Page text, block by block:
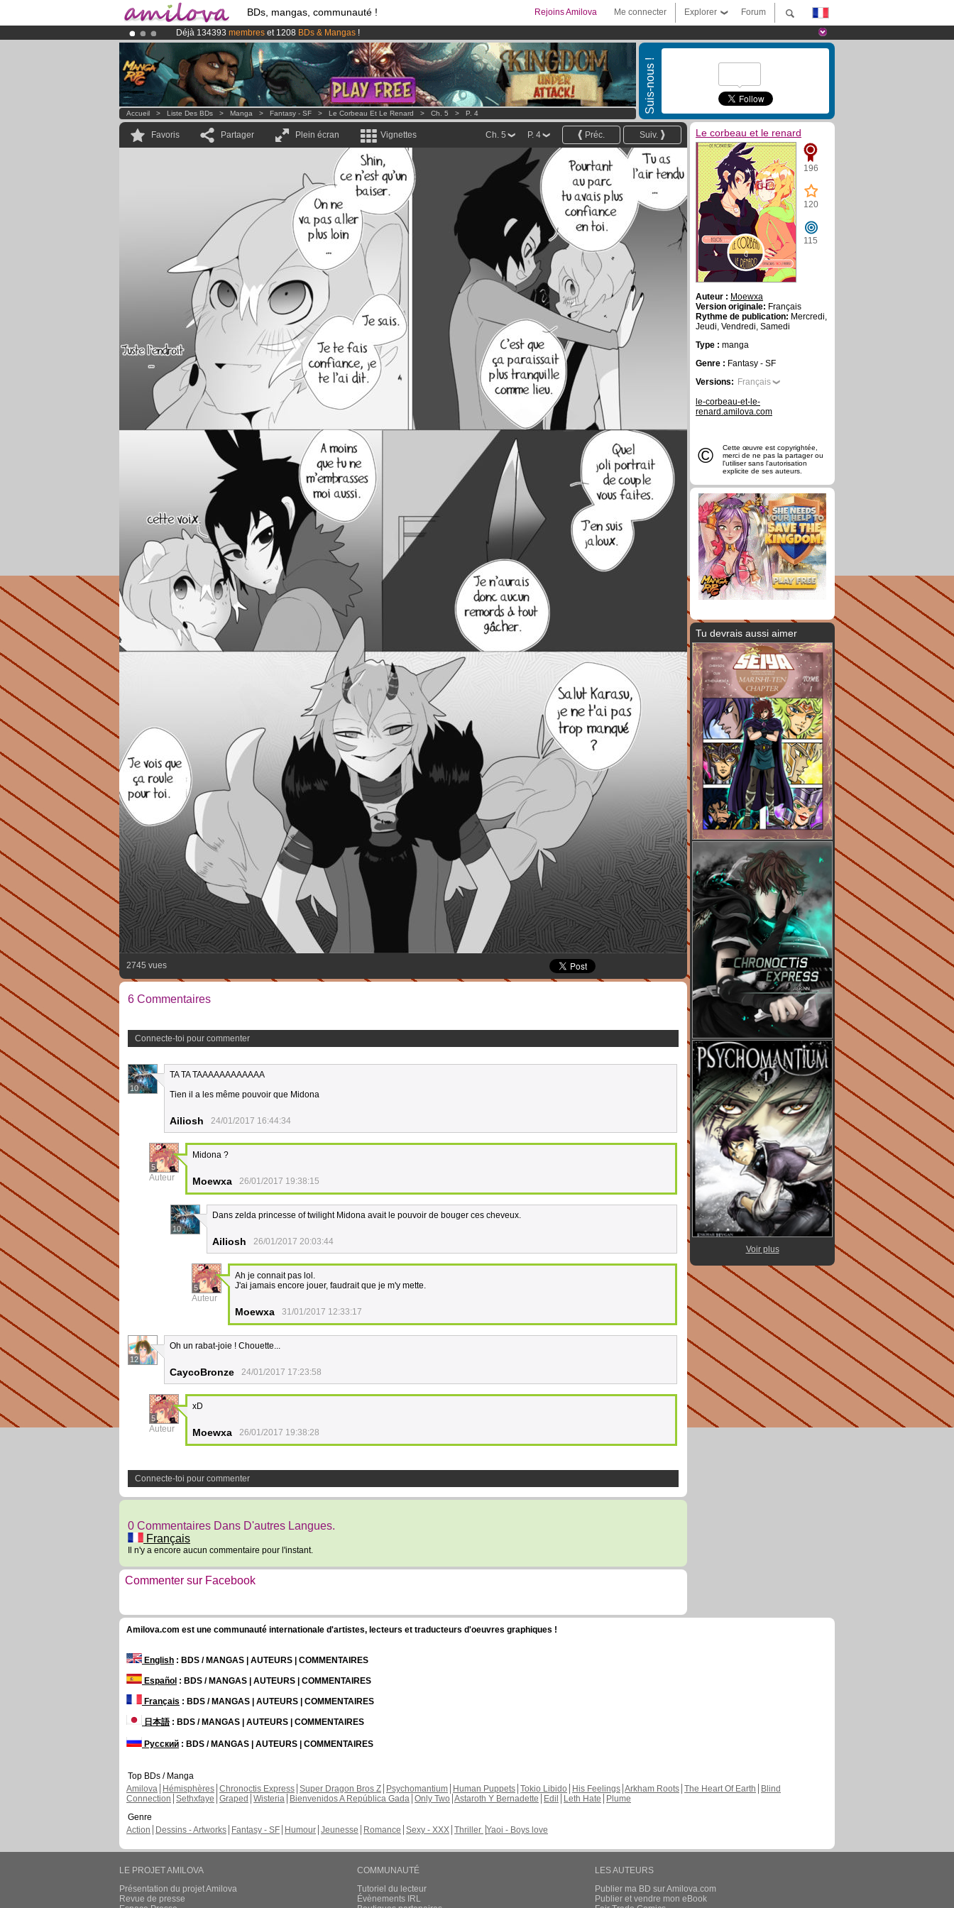
BDs, mangas, communauté ! Forum
Explorer
Me connecter
Rejoins Amilova
Déjà 134393 membres et 1208 BDs & Mangas !
Abonnement premium: à partir de3.95 eurospar mois !Clique ici pour t'abonner
LeKickstarter Amilova est désormais lancé
Suis-nous !
Accueil > Liste Des BDs > Manga > Fantasy - SF > Le Corbeau Et Le Renard > Ch. 5 > P. 4
Favoris Partager Plein écran Vignettes Suiv.
Préc.
P. 4
Ch. 5
2745 vues
6 Commentaires
Connecte-toi pour commenter
10
TA TA TAAAAAAAAAAAA
Tien il a les même pouvoir que Midona
Ailiosh 24/01/2017 16:44:34
5
Auteur
Midona ?
Moewxa 26/01/2017 19:38:15
10
Dans zelda princesse of twilight Midona avait le pouvoir de bouger ces cheveux.
Ailiosh 26/01/2017 20:03:44
5
Auteur
Ah je connait pas lol.
J'ai jamais encore jouer, faudrait que je m'y mette.
Moewxa 31/01/2017 12:33:17
12
Oh un rabat-joie ! Chouette...
CaycoBronze 24/01/2017 17:23:58
5
Auteur
xD
Moewxa 26/01/2017 19:38:28
Connecte-toi pour commenter
0 Commentaires Dans D'autres Langues.
Français
Il n'y a encore aucun commentaire pour l'instant.
Commenter sur Facebook
Le corbeau et le renard
196
120
115
Auteur : Moewxa
Version originale: Français
Rythme de publication: Mercredi,
Jeudi, Vendredi, Samedi
Type : manga
Genre : Fantasy - SF
Versions: Français
le-corbeau-et-le-
renard.amilova.com
©
Cette œuvre est copyrightée,
merci de ne pas la partager ou
l'utiliser sans l'autorisation
explicite de ses auteurs.
Tu devrais aussi aimer
Voir plus
Amilova.com est une communauté internationale d'artistes, lecteurs et traducteurs d'oeuvres graphiques !
English : BDS / MANGAS | AUTEURS | COMMENTAIRES
Español : BDS / MANGAS | AUTEURS | COMMENTAIRES
Français : BDS / MANGAS | AUTEURS | COMMENTAIRES
日本語: BDS / MANGAS | AUTEURS | COMMENTAIRES
Русский : BDS / MANGAS | AUTEURS | COMMENTAIRES
Top BDs / Manga
Amilova
Hémisphères Chronoctis Express Super Dragon Bros Z Psychomantium Human Puppets Tokio Libido His Feelings Arkham Roots The Heart Of Earth
Blind
Connection Sethxfaye Graped Wisteria Bienvenidos A República Gada Only Two Astaroth Y Bernadette Edil Leth Hate
Plume
Genre
Action
Dessins - Artworks Fantasy - SF Humour Jeunesse Romance Sexy - XXX Thriller Yaoi - Boys love
LE PROJET AMILOVA
Présentation du projet Amilova
Revue de presse
COMMUNAUTÉ
Tutoriel du lecteur
Évènements IRL
LES AUTEURS
Publier ma BD sur Amilova.com
Publier et vendre mon eBook